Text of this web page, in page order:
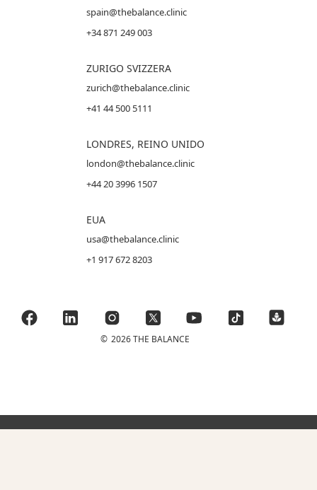
spain@thebalance.clinic
+34 871 249 003
ZURIGO SVIZZERA
zurich@thebalance.clinic
+41 44 500 5111
LONDRES, REINO UNIDO
london@thebalance.clinic
+44 20 3996 1507
EUA
usa@thebalance.clinic
+1 917 672 8203
© 2026 THE BALANCE